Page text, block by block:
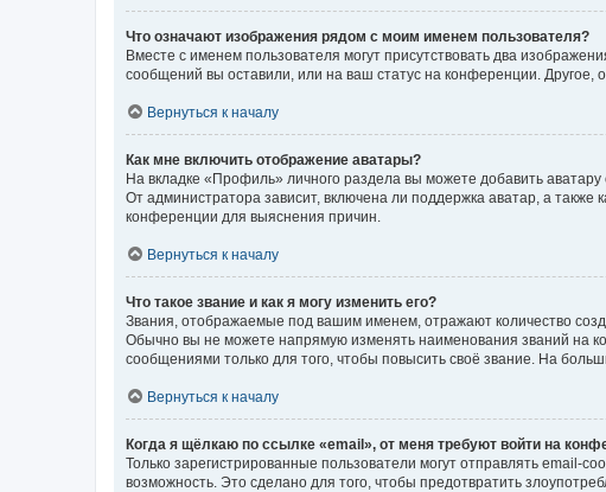
Что означают изображения рядом с моим именем пользователя?
Вместе с именем пользователя могут присутствовать два
сообщений вы оставили, или на ваш статус на конференции. Другое,
Вернуться к началу
Как мне включить отображение аватары?
На вкладке «Профиль» личного раздела вы можете добавить
От администратора зависит, включена ли поддержка аватар, а
конференции для выяснения причин.
Вернуться к началу
Что такое звание и как я могу изменить его?
Звания, отображаемые под вашим именем, отражают количество
Обычно вы не можете напрямую изменять наименования званий на
сообщениями только для того, чтобы повысить своё звание. На
Вернуться к началу
Когда я щёлкаю по ссылке «email», от меня требуют войти на
Только зарегистрированные пользователи могут отправлять email-
возможность. Это сделано для того, чтобы предотвратить